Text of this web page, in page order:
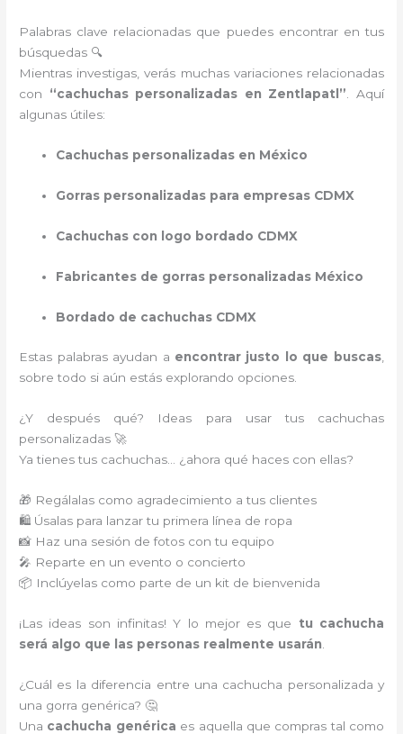
Palabras clave relacionadas que puedes encontrar en tus
búsquedas 🔍
Mientras investigas, verás muchas variaciones relacionadas
con “cachuchas personalizadas en Zentlapatl” . Aquí
algunas útiles:
Cachuchas personalizadas en México
Gorras personalizadas para empresas CDMX
Cachuchas con logo bordado CDMX
Fabricantes de gorras personalizadas México
Bordado de cachuchas CDMX
Estas palabras ayudan a encontrar justo lo que buscas,
sobre todo si aún estás explorando opciones.
¿Y después qué? Ideas para usar tus cachuchas
personalizadas 🚀
Ya tienes tus cachuchas… ¿ahora qué haces con ellas?
🎁 Regálalas como agradecimiento a tus clientes
🛍️ Úsalas para lanzar tu primera línea de ropa
📸 Haz una sesión de fotos con tu equipo
🎤 Reparte en un evento o concierto
📦 Inclúyelas como parte de un kit de bienvenida
¡Las ideas son infinitas! Y lo mejor es que tu cachucha
será algo que las personas realmente usarán
¿Cuál es la diferencia entre una cachucha personalizada y
una gorra genérica? 🤔
Una cachucha genérica es aquella que compras tal como